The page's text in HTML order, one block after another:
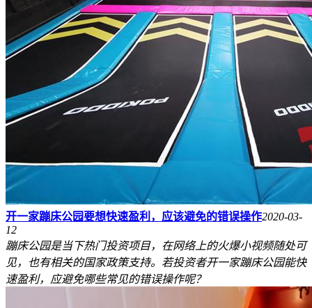
开一家蹦床公园要想快速盈利，应该避免的错误操作2020-03-
12
蹦床公园是当下热门投资项目，在网络上的火爆小视频随处可
见，也有相关的国家政策支持。若投资者开一家蹦床公园能快
速盈利，应避免哪些常见的错误操作呢？